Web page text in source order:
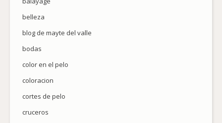
belleza
blog de mayte del valle
bodas
color en el pelo
coloracion
cortes de pelo
cruceros